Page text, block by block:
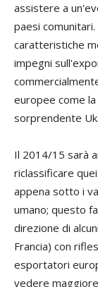
assistere a
paesi
caratteristiche
impegni
europee come la
sorprendente Uk.
Il 2014/15 sarà
riclassificare
appena sotto i
umano; questo
direzione di
Francia) con
esportatori
vedere